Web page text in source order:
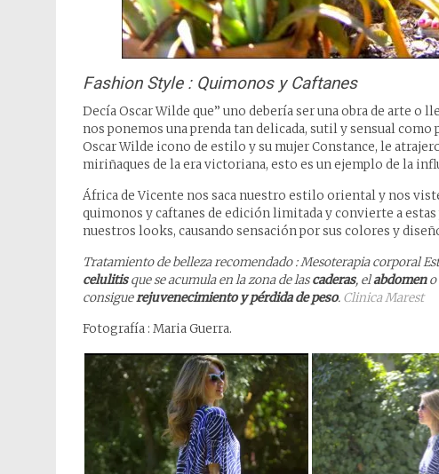
Fashion Style : Quimonos y Caftanes
Decía Oscar Wilde que” uno debería ser una obra de arte o
nos ponemos una prenda tan delicada, sutil y sensual
Oscar Wilde icono de estilo y su mujer Constance, le
miriñaques de la era victoriana, esto es un ejemplo de la
África de Vicente nos saca nuestro estilo oriental y nos
quimonos y caftanes de edición limitada y convierte a estas
nuestros looks, causando sensación por sus colores y
Tratamiento de belleza recomendado : Mesoterapia corporal
celulitisque se acumula en la zona de lascaderas, elabdomeno
consiguerejuvenecimiento y pérdida de peso. Clinica Marest
Fotografía : Maria Guerra.